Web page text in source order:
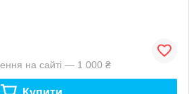
на сайті — 1 000 ₴